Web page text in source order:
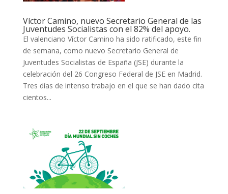
Víctor Camino, nuevo Secretario General de las
Juventudes Socialistas con el 82% del apoyo.
El valenciano Víctor Camino ha sido ratificado, este fin
de semana, como nuevo Secretario General de
Juventudes Socialistas de España (JSE) durante la
celebración del 26 Congreso Federal de JSE en Madrid.
Tres días de intenso trabajo en el que se han dado cita
cientos...